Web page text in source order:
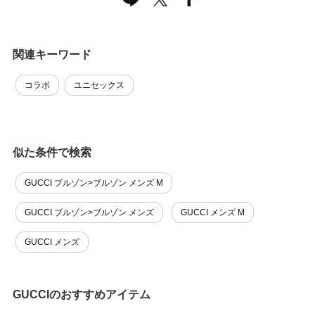
関連キーワード
コラボ ユニセックス
似た条件で検索
GUCCI ブルゾン>ブルゾン メンズ M
GUCCI ブルゾン>ブルゾン メンズ GUCCI メンズ M
GUCCI メンズ
GUCCIのおすすめアイテム